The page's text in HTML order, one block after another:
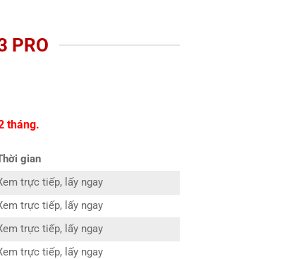
PRO
tháng.
gian
trực tiếp, lấy ngay
trực tiếp, lấy ngay
trực tiếp, lấy ngay
trực tiếp, lấy ngay